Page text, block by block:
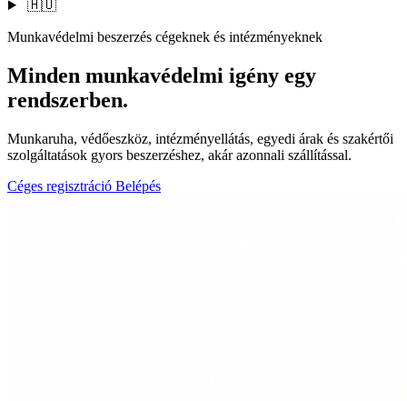
🇭🇺
Munkavédelmi beszerzés cégeknek és intézményeknek
Minden munkavédelmi igény egy
rendszerben.
Munkaruha, védőeszköz, intézményellátás, egyedi árak és szakértői
szolgáltatások gyors beszerzéshez, akár azonnali szállítással.
Céges regisztráció Belépés